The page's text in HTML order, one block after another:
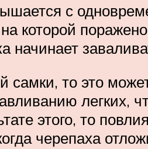
с
которой
начинает
то это
легких,
этого, то
черепаха